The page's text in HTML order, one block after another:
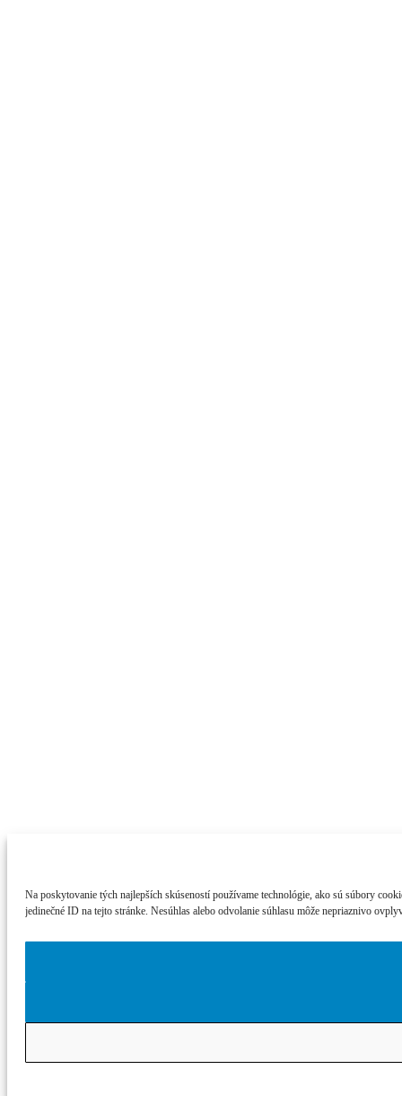
Na poskytovanie tých najlepších skúseností používame technológie, ako sú súbory
jedinečné ID na tejto stránke. Nesúhlas alebo odvolanie súhlasu môže nepriaznivo